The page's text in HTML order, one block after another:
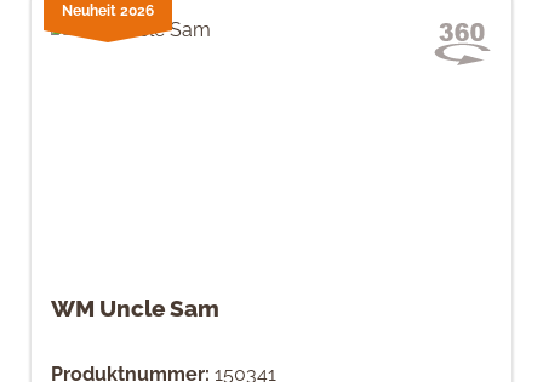
WM Uncle Sam
Produktnummer: 150341
Neuheit 2026